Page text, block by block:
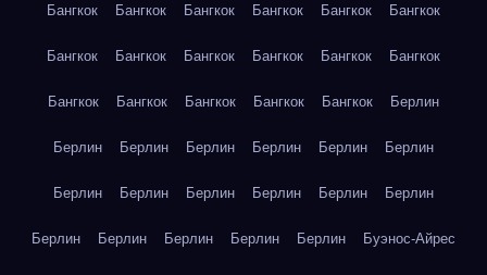
Бангкок Бангкок Бангкок Бангкок Бангкок Бангкок
Бангкок Бангкок Бангкок Бангкок Бангкок Бангкок
Бангкок Бангкок Бангкок Бангкок Бангкок Берлин
Берлин Берлин Берлин Берлин Берлин Берлин
Берлин Берлин Берлин Берлин Берлин Берлин
Берлин Берлин Берлин Берлин Берлин Буэнос-Айрес